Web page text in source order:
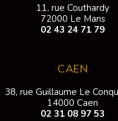
11, rue Couthardy
72000 Le Mans
02 43 24 71 79
CAEN
38, rue Guillaume Le
14000 Caen
02 31 08 97 53